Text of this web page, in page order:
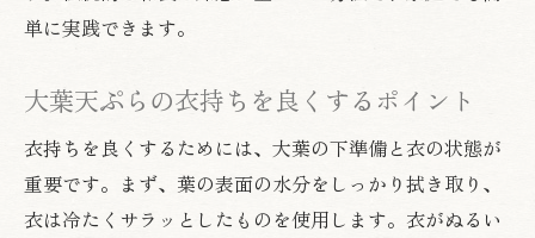
単に実践できます。
大葉天ぷらの衣持ちを良くするポイント
衣持ちを良くするためには、大葉の下準備と衣の状態が
重要です。まず、葉の表面の水分をしっかり拭き取り、
衣は冷たくサラッとしたものを使用します。衣がぬるい